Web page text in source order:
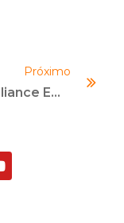
Próximo
O Compliance Em Campo: O Que A Copa Do Mundo Ensina Sobre Cultura, Estratégia E Integridade Nas Organizações